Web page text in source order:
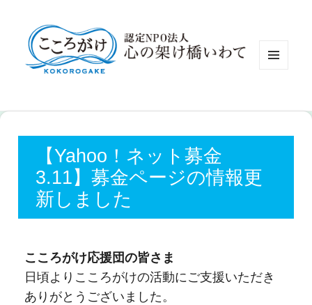
ット
【Yahoo！ネット募金
3.11】募金ページの情報更
新しました
こころがけ応援団の皆さま
日頃よりこころがけの活動にご支援いただき
ありがとうございました。